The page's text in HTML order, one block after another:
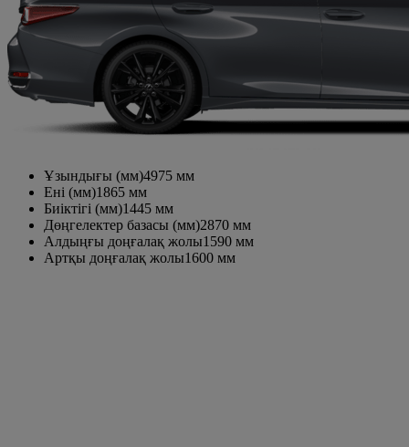
Ұзындығы (мм)4975 мм
Ені (мм)1865 мм
Биіктігі (мм)1445 мм
Дөңгелектер базасы (мм)2870 мм
Алдыңғы доңғалақ жолы1590 мм
Артқы доңғалақ жолы1600 мм